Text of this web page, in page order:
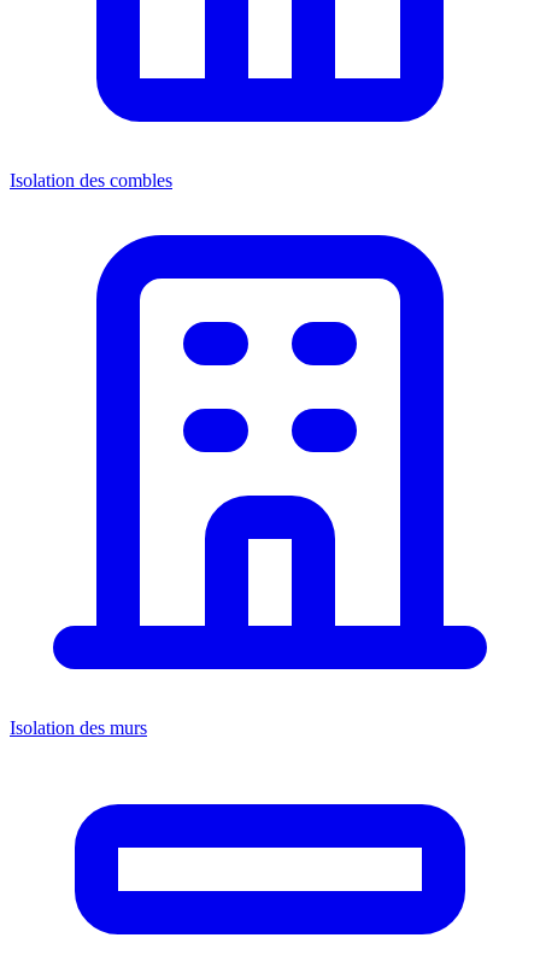
Isolation des combles
Isolation des murs